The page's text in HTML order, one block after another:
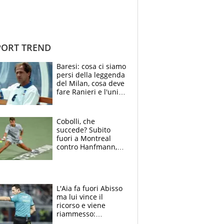
TREND
Baresi: cosa ci siamo
persi della leggenda
del Milan, cosa deve
fare Ranieri e l'unico
Cobolli, che
succede? Subito
fuori a Montreal
contro Hanfmann,
L'Aia fa fuori Abisso
ma lui vince il
ricorso e viene
riammesso: